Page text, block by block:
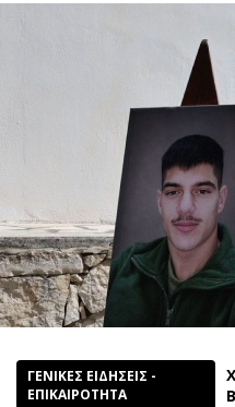
ΓΕΝΙΚΕΣ ΕΙΔΗΣΕΙΣ -
ΕΠΙΚΑΙΡΟΤΗΤΑ